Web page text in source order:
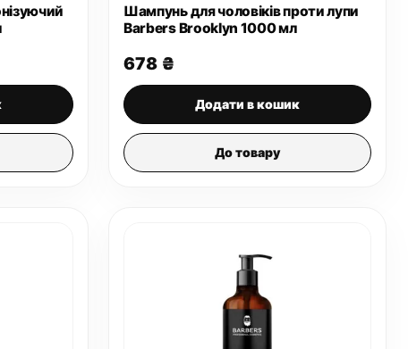
Шампунь для чоловіків проти лупи
Barbers Brooklyn 1000 мл
678 ₴
Додати в кошик
До товару